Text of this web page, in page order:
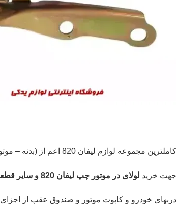
کاملترین مجموعه لوازم لیفان 820 اعم از (بدنه – موتوری – برقی و …(
جهت خرید لولای در موتور چپ لیفان 820 و سایر قطعات بدنه لیفان 820
دربهای خودرو و کاپوت موتور و صندوق عقب از اجزای